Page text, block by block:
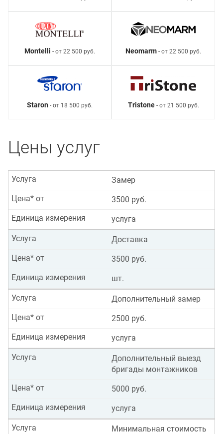
Montelli - от 22 500 руб. Neomarm - от 22 500 руб.
Staron - от 18 500 руб. Tristone- от 21 500 руб.
Цены услуг
Замер
Услуга
3500 руб.
Цена* от
услуга
Единица измерения
Доставка
Услуга
3500 руб.
Цена* от
шт.
Единица измерения
Дополнительный замер
Услуга
2500 руб.
Цена* от
услуга
Единица измерения
Дополнительный выезд
бригады монтажников
Услуга
5000 руб.
Цена* от
услуга
Единица измерения
Минимальная стоимость
Услуга